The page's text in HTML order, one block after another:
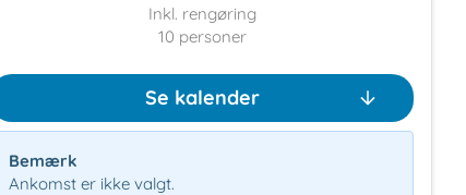
Inkl. rengøring
10 personer
Se kalender
Bemærk
Ankomst er ikke valgt.